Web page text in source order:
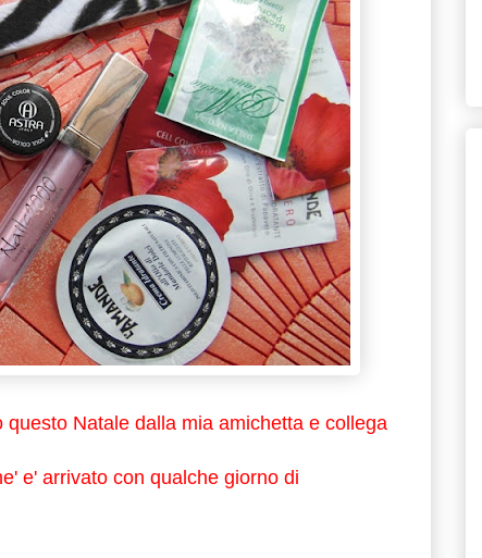
Natale dalla mia amichetta e collega
e' arrivato con qualche giorno di